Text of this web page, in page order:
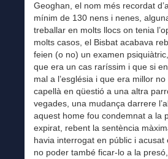
Geoghan, el nom més recordat
mínim de 130 nens i nenes,
treballar en molts llocs on tenia
molts casos, el Bisbat acabava
feien (o no) un examen
que era un cas raríssim i que si
mal a l’església i que era millor
capellà en qüestió a una altra
vegades, una mudança darrere
aquest home fou condemnat a la
expirat, rebent la sentència
havia interrogat en públic i
no poder també ficar-lo a la